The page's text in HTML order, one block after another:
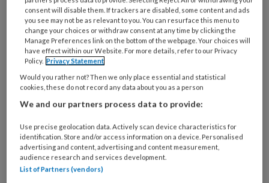
ik een open activiteit in een nieuwe
wijk, waar de voorzieningen voor
kinderen verder ontbreken. Bij gebrek
aan een eigen ruimte zitten we tijdelijk
in een school. Van daaruit probeer ik
de sociale cohesie in de wijk op gang te
brengen. Ik heb een Kinderraad
opgezet en onderhoud contacten met
alle scholen in de wijk.
consent will disable them. If trackers are disabled, some content and ads
you see may not be as relevant to you. You can resurface this menu to
change your choices or withdraw consent at any time by clicking the
Manage Preferences link on the bottom of the webpage. Your choices will
have effect within our Website. For more details, refer to our Privacy
Policy. Privacy Statement
Would you rather not? Then we only place essential and statistical
cookies, these do not record any data about you as a person
We and our partners process data to provide:
Use precise geolocation data. Actively scan device characteristics for
identification. Store and/or access information on a device. Personalised
advertising and content, advertising and content measurement,
audience research and services development.
List of Partners (vendors)